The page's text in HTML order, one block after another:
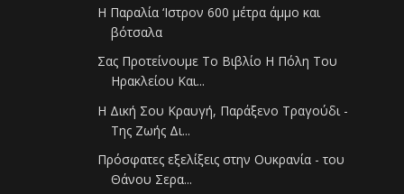
Η Παραλία ‘Ιστρον 600 μέτρα άμμο και
βότσαλα
Σας Προτείνουμε Το Βιβλίο Η Πόλη Του
Ηρακλείου Και...
Η Δική Σου Κραυγή, Παράξενο Τραγούδι -
Της Ζωής Δι...
Πρόσφατες εξελίξεις στην Ουκρανία - του
Θάνου Σερα...